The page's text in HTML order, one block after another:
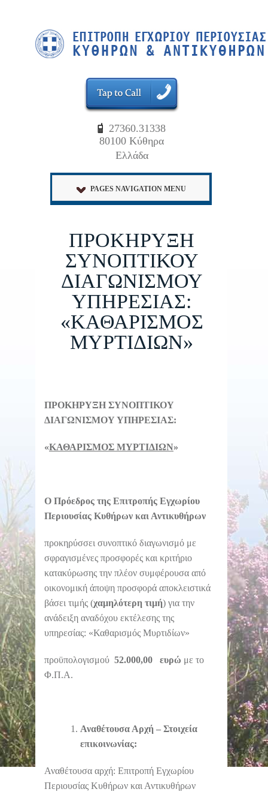
27360.31338
80100 Κύθηρα
Ελλάδα
PAGES NAVIGATION MENU
ΠΡΟΚΗΡΥΞΗ
ΣΥΝΟΠΤΙΚΟΥ
ΔΙΑΓΩΝΙΣΜΟΥ
ΥΠΗΡΕΣΙΑΣ:
«ΚΑΘΑΡΙΣΜΟΣ
ΜΥΡΤΙΔΙΩΝ»
ΠΡΟΚΗΡΥΞΗ ΣΥΝΟΠΤΙΚΟΥ
ΔΙΑΓΩΝΙΣΜΟΥ ΥΠΗΡΕΣΙΑΣ:
«ΚΑΘΑΡΙΣΜΟΣ ΜΥΡΤΙΔΙΩΝ»
Ο Πρόεδρος της Επιτροπής Εγχωρίου
Περιουσίας Κυθήρων και Αντικυθήρων
προκηρύσσει συνοπτικό διαγωνισμό με
σφραγισμένες προσφορές και κριτήριο
κατακύρωσης την πλέον συμφέρουσα από
οικονομική άποψη προσφορά αποκλειστικά
βάσει τιμής (χαμηλότερη τιμή) για την
ανάδειξη αναδόχου εκτέλεσης της
υπηρεσίας: «Καθαρισμός Μυρτιδίων»
προϋπολογισμού 52.000,00 ευρώ με το
Φ.Π.Α.
Αναθέτουσα Αρχή – Στοιχεία
επικοινωνίας:
Αναθέτουσα αρχή: Επιτροπή Εγχωρίου
Περιουσίας Κυθήρων και Αντικυθήρων